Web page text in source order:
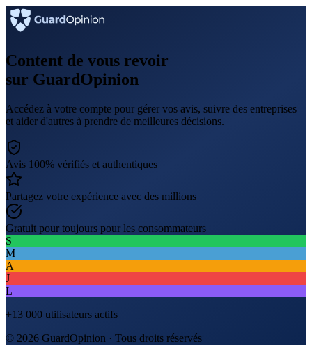
Content de vous revoir
sur GuardOpinion
Accédez à votre compte pour gérer vos avis, suivre des entreprises
et aider d'autres à prendre de meilleures décisions.
Avis 100% vérifiés et authentiques
Partagez votre expérience avec des millions
Gratuit pour toujours pour les consommateurs
S
M
A
J
L
+13 000 utilisateurs actifs
© 2026 GuardOpinion · Tous droits réservés